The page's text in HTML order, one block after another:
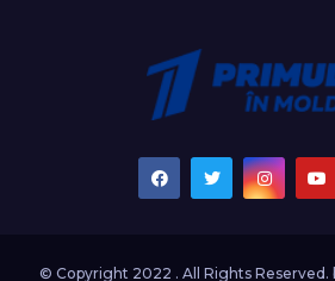
© Copyright 2022 . All Rights Reserved.